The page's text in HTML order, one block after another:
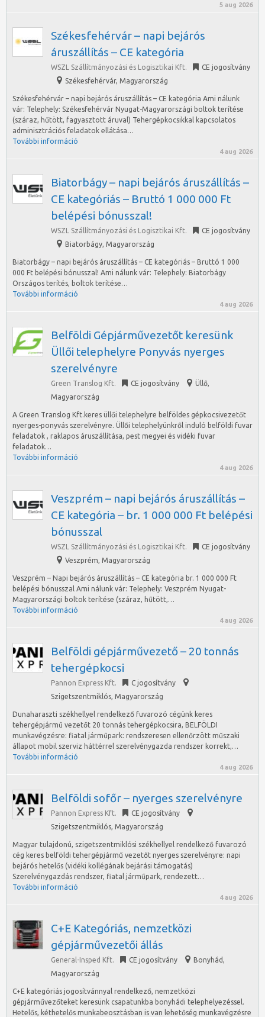
5 aug 2026
Székesfehérvár – napi bejárós
áruszállítás – CE kategória
WSZL Szállítmányozási és Logisztikai Kft.
CE jogosítvány
Székesfehérvár, Magyarország
Székesfehérvár – napi bejárós áruszállítás – CE kategória Ami nálunk
vár: Telephely: Székesfehérvár Nyugat-Magyarországi boltok terítése
(száraz, hűtött, fagyasztott áruval) Tehergépkocsikkal kapcsolatos
adminisztrációs feladatok ellátása…
További információ
4 aug 2026
Biatorbágy – napi bejárós áruszállítás –
CE kategóriás – Bruttó 1 000 000 Ft
belépési bónusszal!
WSZL Szállítmányozási és Logisztikai Kft.
CE jogosítvány
Biatorbágy, Magyarország
Biatorbágy – napi bejárós áruszállítás – CE kategóriás – Bruttó 1 000
000 Ft belépési bónusszal! Ami nálunk vár: Telephely: Biatorbágy
Országos terítés, boltok terítése…
További információ
4 aug 2026
Belföldi Gépjárművezetőt keresünk
Üllői telephelyre Ponyvás nyerges
szerelvényre
Green Translog Kft. CE jogosítvány Üllő,
Magyarország
A Green Translog Kft.keres üllői telephelyre belföldes gépkocsivezetőt
nyerges-ponyvás szerelvényre. Üllői telephelyünkről induló belföldi fuvar
feladatok , raklapos áruszállítása, pest megyei és vidéki fuvar
feladatok…
További információ
4 aug 2026
Veszprém – napi bejárós áruszállítás –
CE kategória – br. 1 000 000 Ft belépési
bónusszal
WSZL Szállítmányozási és Logisztikai Kft.
CE jogosítvány
Veszprém, Magyarország
Veszprém – Napi bejárós áruszállítás – CE kategória br. 1 000 000 Ft
belépési bónusszal Ami nálunk vár: Telephely: Veszprém Nyugat-
Magyarországi boltok terítése (száraz, hűtött,…
További információ
4 aug 2026
Belföldi gépjárművezető – 20 tonnás
tehergépkocsi
Pannon Express Kft.
C jogosítvány
Szigetszentmiklós, Magyarország
Dunaharaszti székhellyel rendelkező fuvarozó cégünk keres
tehergépjármű vezetőt 20 tonnás tehergépkocsira, BELFÖLDI
munkavégzésre: fiatal járműpark: rendszeresen ellenőrzött műszaki
állapot mobil szerviz háttérrel szerelvénygazda rendszer korrekt,…
További információ
4 aug 2026
Belföldi sofőr – nyerges szerelvényre
Pannon Express Kft.
CE jogosítvány
Szigetszentmiklós, Magyarország
Magyar tulajdonú, szigetszentmiklósi székhellyel rendelkező fuvarozó
cég keres belföldi tehergépjármű vezetőt nyerges szerelvényre: napi
bejárós hetelős (vidéki kollégának bejárási támogatás)
Szerelvénygazdás rendszer, fiatal járműpark, rendezett…
További információ
4 aug 2026
C+E Kategóriás, nemzetközi
gépjárművezetői állás
General-Insped Kft. CE jogosítvány Bonyhád,
Magyarország
C+E kategóriás jogosítvánnyal rendelkező, nemzetközi
gépjárművezőteket keresünk csapatunkba bonyhádi telephelyezéssel.
Hetelős, kéthetelős munkabeosztásban is van lehetőség munkavégzésre